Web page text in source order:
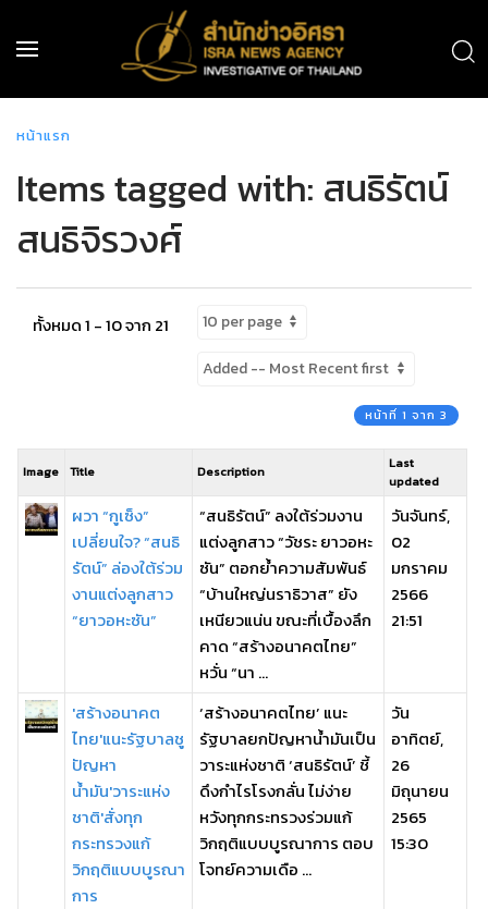
หน้าแรก
Items tagged with: สนธิรัตน์
สนธิจิรวงศ์
ทั้งหมด 1 - 10 จาก 21
หน้าที่ 1 จาก 3
Image Title Description
Last
updated
ผวา “กูเซ็ง”
เปลี่ยนใจ? “สนธิ
รัตน์” ล่องใต้ร่วม
งานแต่งลูกสาว
“ยาวอหะซัน”
“สนธิรัตน์” ลงใต้ร่วมงาน
แต่งลูกสาว “วัชระ ยาวอหะ
ซัน” ตอกย้ำความสัมพันธ์
“บ้านใหญ่นราธิวาส” ยัง
เหนียวแน่น ขณะที่เบื้องลึก
คาด “สร้างอนาคตไทย”
หวั่น “นา ...
วันจันทร์,
02
มกราคม
2566
21:51
'สร้างอนาคต
ไทย'แนะรัฐบาลชู
ปัญหา
น้ำมัน'วาระแห่ง
ชาติ'สั่งทุก
กระทรวงแก้
วิกฤติแบบบูรณา
การ
‘สร้างอนาคตไทย’ แนะ
รัฐบาลยกปัญหาน้ำมันเป็น
วาระแห่งชาติ ‘สนธิรัตน์’ ชี้
ดึงกำไรโรงกลั่น ไม่ง่าย
หวังทุกกระทรวงร่วมแก้
วิกฤติแบบบูรณาการ ตอบ
โจทย์ความเดือ ...
วัน
อาทิตย์,
26
มิถุนายน
2565
15:30